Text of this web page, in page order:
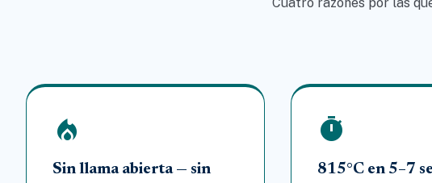
local_fire_department
Sin llama abierta — sin
timer
815°C en 5–7